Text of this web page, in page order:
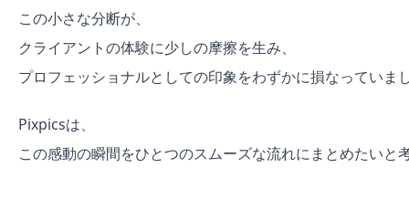
この小さな分断が、
クライアントの体験に少しの摩擦を生み、
プロフェッショナルとしての印象をわずかに損なっていま
Pixpicsは、
この感動の瞬間をひとつのスムーズな流れにまとめたいと